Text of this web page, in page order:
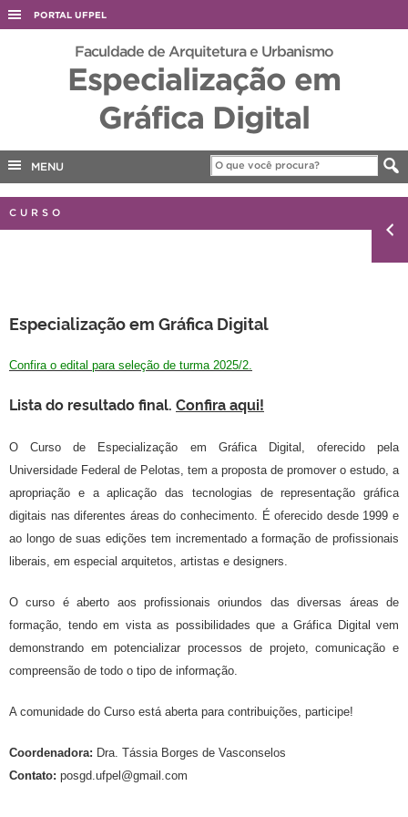
PORTAL UFPEL
ACESSO À INFORMAÇÃO
AUDITORIA
EDITAIS
OUVIDORIA
Faculdade de Arquitetura e Urbanismo
Especialização em
Gráfica Digital
MENU
CURSO
Especialização em Gráfica Digital
Confira o edital para seleção de turma 2025/2.
Lista do resultado final. Confira aqui!
O Curso de Especialização em Gráfica Digital, oferecido pela
Universidade Federal de Pelotas, tem a proposta de promover o estudo, a
apropriação e a aplicação das tecnologias de representação gráfica
digitais nas diferentes áreas do conhecimento. É oferecido desde 1999 e
ao longo de suas edições tem incrementado a formação de profissionais
liberais, em especial arquitetos, artistas e designers.
O curso é aberto aos profissionais oriundos das diversas áreas de
formação, tendo em vista as possibilidades que a Gráfica Digital vem
demonstrando em potencializar processos de projeto, comunicação e
compreensão de todo o tipo de informação.
A comunidade do Curso está aberta para contribuições, participe!
Coordenadora: Dra. Tássia Borges de Vasconselos
Contato: posgd.ufpel@gmail.com